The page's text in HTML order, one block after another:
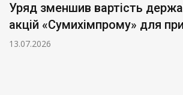
Уряд зменшив вартість
акцій «Сумихімпрому» для
13.07.2026